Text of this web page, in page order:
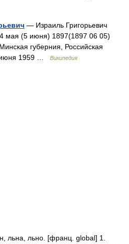
— Израиль Григорьевич
мая (5 июня) 1897(1897 06 05)
губерния, Российская
июня 1959 …
Википедия
льна, льно. [франц. global] 1.